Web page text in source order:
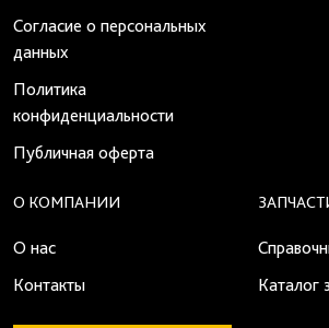
Согласие о персональных
данных
Политика
конфиденциальности
Публичная оферта
О КОМПАНИИ
О нас
Контакты
Каталог